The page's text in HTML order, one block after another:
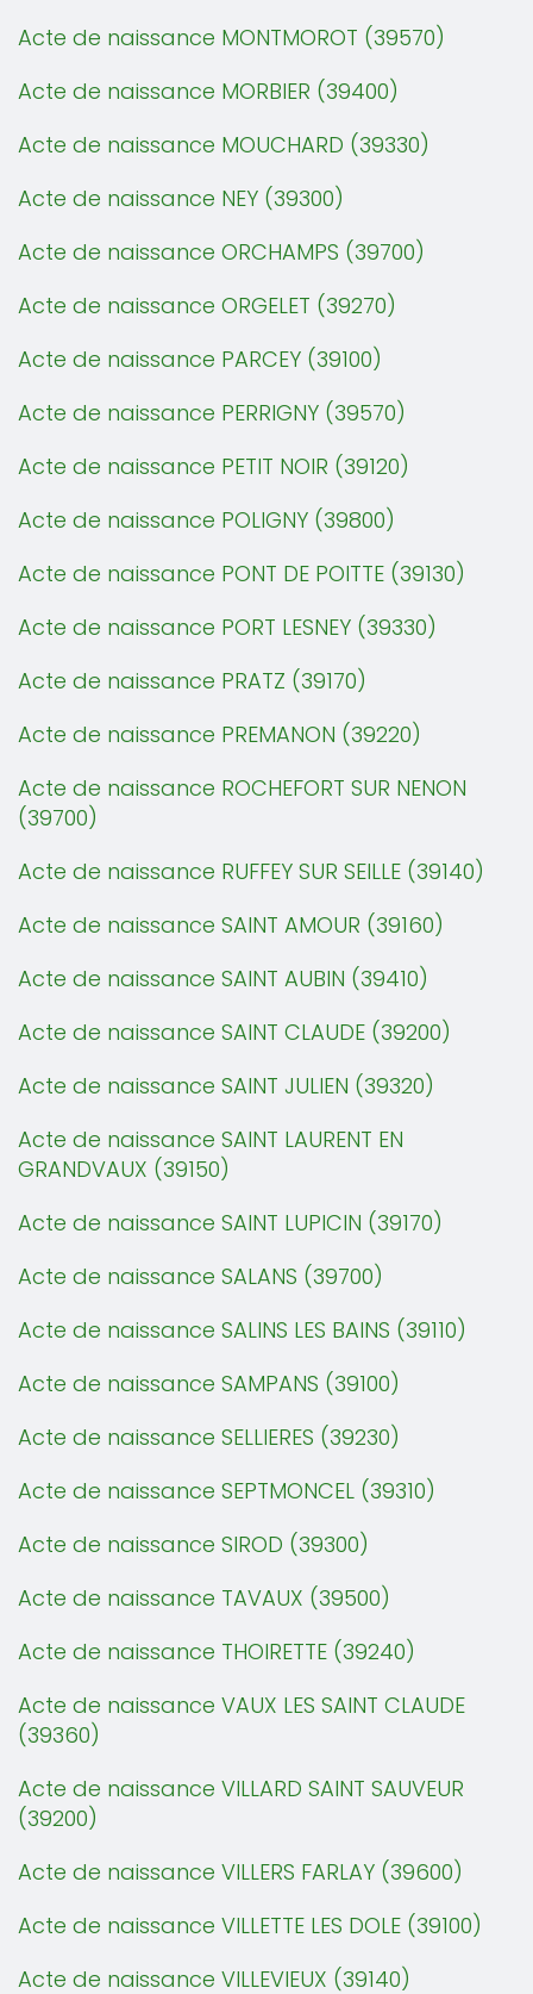
Acte de naissance MONTMOROT (39570)
Acte de naissance MORBIER (39400)
Acte de naissance MOUCHARD (39330)
Acte de naissance NEY (39300)
Acte de naissance ORCHAMPS (39700)
Acte de naissance ORGELET (39270)
Acte de naissance PARCEY (39100)
Acte de naissance PERRIGNY (39570)
Acte de naissance PETIT NOIR (39120)
Acte de naissance POLIGNY (39800)
Acte de naissance PONT DE POITTE (39130)
Acte de naissance PORT LESNEY (39330)
Acte de naissance PRATZ (39170)
Acte de naissance PREMANON (39220)
Acte de naissance ROCHEFORT SUR NENON
(39700)
Acte de naissance RUFFEY SUR SEILLE (39140)
Acte de naissance SAINT AMOUR (39160)
Acte de naissance SAINT AUBIN (39410)
Acte de naissance SAINT CLAUDE (39200)
Acte de naissance SAINT JULIEN (39320)
Acte de naissance SAINT LAURENT EN
GRANDVAUX (39150)
Acte de naissance SAINT LUPICIN (39170)
Acte de naissance SALANS (39700)
Acte de naissance SALINS LES BAINS (39110)
Acte de naissance SAMPANS (39100)
Acte de naissance SELLIERES (39230)
Acte de naissance SEPTMONCEL (39310)
Acte de naissance SIROD (39300)
Acte de naissance TAVAUX (39500)
Acte de naissance THOIRETTE (39240)
Acte de naissance VAUX LES SAINT CLAUDE
(39360)
Acte de naissance VILLARD SAINT SAUVEUR
(39200)
Acte de naissance VILLERS FARLAY (39600)
Acte de naissance VILLETTE LES DOLE (39100)
Acte de naissance VILLEVIEUX (39140)